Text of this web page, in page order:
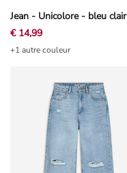
Jean - Unicolore - bleu clair
€ 14,99
+1 autre couleur